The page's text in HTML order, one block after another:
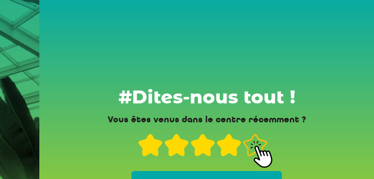
#Dites-nous tout !
Vous êtes venus dans le centre récemment ?